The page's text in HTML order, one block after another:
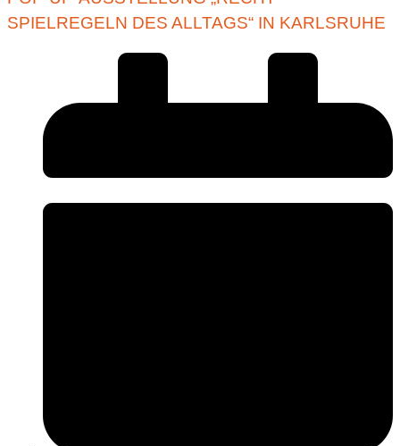
SPIELREGELN DES ALLTAGS“ IN KARLSRUHE